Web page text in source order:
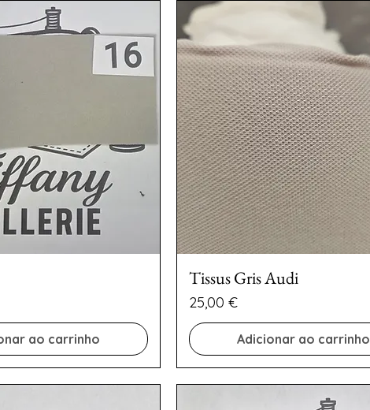
ao carrinho
Tissus Gris Audi
Preço
25,00 €
Adicionar ao carrinho